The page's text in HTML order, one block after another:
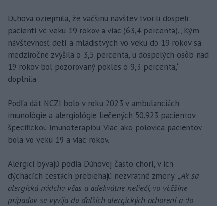
Dúhová ozrejmila, že väčšinu návštev tvorili dospelí
pacienti vo veku 19 rokov a viac (63,4 percenta). „Kým
návštevnosť detí a mladistvých vo veku do 19 rokov sa
medziročne zvýšila o 3,5 percenta, u dospelých osôb nad
19 rokov bol pozorovaný pokles o 9,3 percenta,“
doplnila.
Podľa dát NCZI bolo v roku 2023 v ambulanciách
imunológie a alergiológie liečených 50.923 pacientov
špecifickou imunoterapiou. Viac ako polovica pacientov
bola vo veku 19 a viac rokov.
Alergici bývajú podľa Dúhovej často chorí, v ich
dýchacích cestách prebiehajú nezvratné zmeny. „Ak sa
alergická nádcha včas a adekvátne nelieči, vo väčšine
prípadov sa vyvíja do ďalších alergických ochorení a do